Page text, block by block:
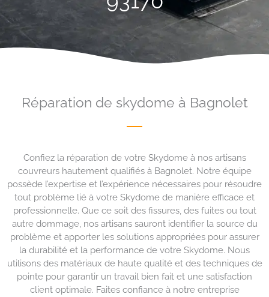
Réparation de skydome à Bagnolet
Confiez la réparation de votre Skydome à nos artisans
couvreurs hautement qualifiés à Bagnolet. Notre équipe
possède l’expertise et l’expérience nécessaires pour résoudre
tout problème lié à votre Skydome de manière efficace et
professionnelle. Que ce soit des fissures, des fuites ou tout
autre dommage, nos artisans sauront identifier la source du
problème et apporter les solutions appropriées pour assurer
la durabilité et la performance de votre Skydome. Nous
utilisons des matériaux de haute qualité et des techniques de
pointe pour garantir un travail bien fait et une satisfaction
client optimale. Faites confiance à notre entreprise